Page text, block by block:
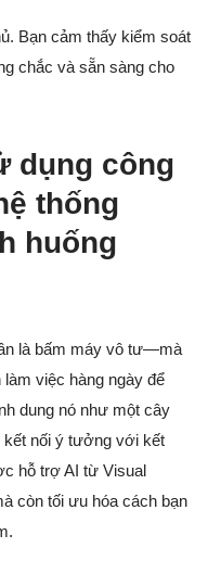
Bạn cảm thấy kiểm soát
chắc và sẵn sàng cho
dụng công
thống
huống
là bấm máy vô tư—mà
việc hàng ngày để
dung nó như một cây
kết nối ý tưởng với kết
hỗ trợ AI từ Visual
còn tối ưu hóa cách bạn